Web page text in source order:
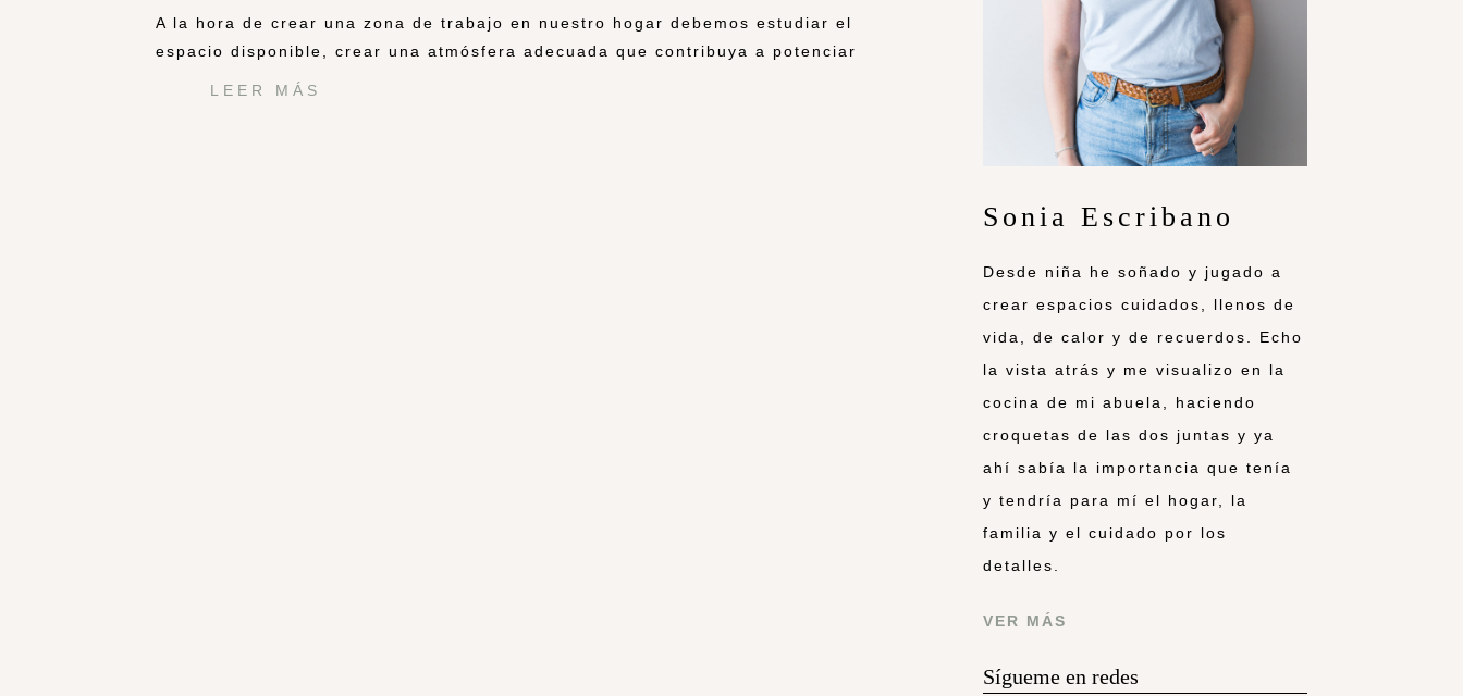
A la hora de crear una zona de trabajo en nuestro hogar debemos estudiar el
espacio disponible, crear una atmósfera adecuada que contribuya a potenciar
LEER MÁS
Sonia Escribano
Desde niña he soñado y jugado a
crear espacios cuidados, llenos de
vida, de calor y de recuerdos. Echo
la vista atrás y me visualizo en la
cocina de mi abuela, haciendo
croquetas de las dos juntas y ya
ahí sabía la importancia que tenía
y tendría para mí el hogar, la
familia y el cuidado por los
detalles.
VER MÁS
Sígueme en redes